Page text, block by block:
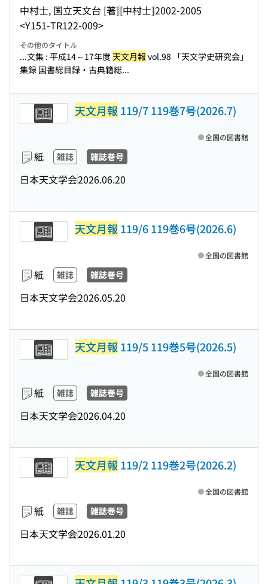
中村士, 国立天文台 [著][中村士]2002-2005
<Y151-TR122-009>
その他のタイトル
...文集 : 平成14～17年度天文月報 vol.98 「天文学史研究会」
集録 国書総目録・古典籍総...
天文月報 119/7 119巻7号(2026.7)
紙 雑誌 雑誌巻号
日本天文学会2026.06.20
全国の図書館
天文月報 119/6 119巻6号(2026.6)
紙 雑誌 雑誌巻号
日本天文学会2026.05.20
全国の図書館
天文月報 119/5 119巻5号(2026.5)
紙 雑誌 雑誌巻号
日本天文学会2026.04.20
全国の図書館
天文月報 119/2 119巻2号(2026.2)
紙 雑誌 雑誌巻号
日本天文学会2026.01.20
全国の図書館